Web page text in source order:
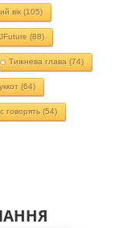
вік(105)
JFuture (88)
Тижнева глава (74)
(64)
говорять(54)